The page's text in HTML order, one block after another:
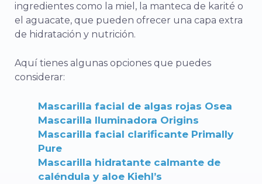
ingredientes como la miel, la manteca de karité o
el aguacate, que pueden ofrecer una capa extra
de hidratación y nutrición.
Aquí tienes algunas opciones que puedes
considerar:
Mascarilla facial de algas rojas Osea
Mascarilla Iluminadora Origins
Mascarilla facial clarificante Primally
Pure
Mascarilla hidratante calmante de
caléndula y aloe Kiehl’s